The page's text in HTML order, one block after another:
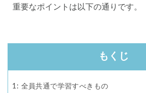
重要なポイントは以下の通りです。
もくじ
1: 全員共通で学習すべきもの